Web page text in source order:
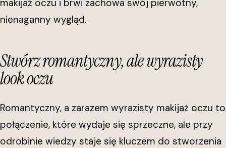
makijaż oczu i brwi zachowa swój pierwotny,
nienaganny wygląd.
Stwórz romantyczny, ale wyrazisty
look oczu
Romantyczny, a zarazem wyrazisty makijaż oczu to
połączenie, które wydaje się sprzeczne, ale przy
odrobinie wiedzy staje się kluczem do stworzenia